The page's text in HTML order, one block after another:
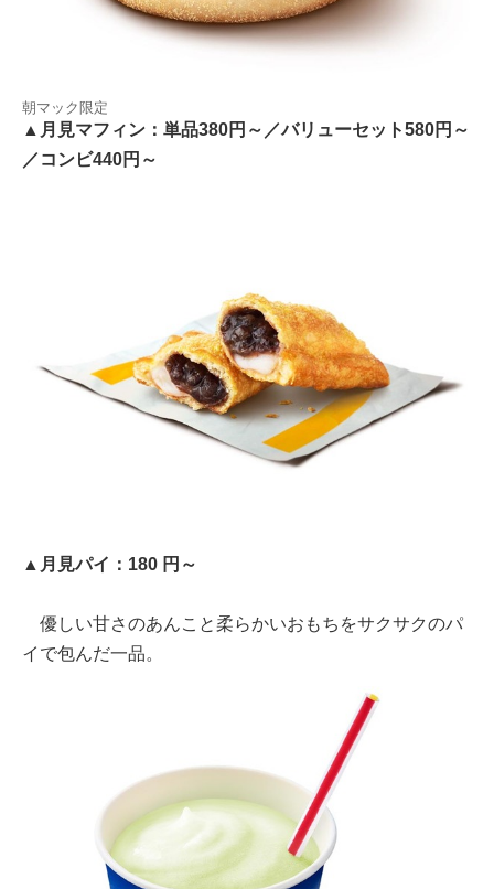
朝マック限定
▲月見マフィン：単品380円～／バリューセット580円～
／コンビ440円～
▲月見パイ：180 円～
優しい甘さのあんこと柔らかいおもちをサクサクのパ
イで包んだ一品。